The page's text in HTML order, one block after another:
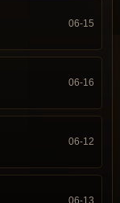
06-15
06-16
06-12
06-13